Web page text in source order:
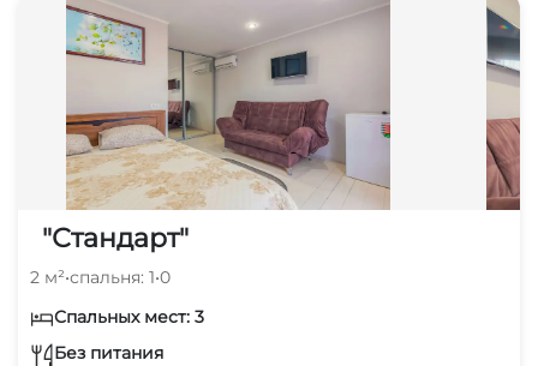
"Стандарт"
2 м²•спальня: 1•0
Спальных мест: 3
Без питания